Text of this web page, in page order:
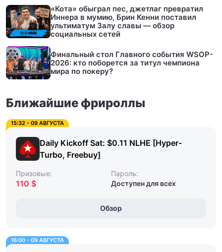
«Кота» обыграл пес, джетлаг превратил
Иннера в мумию, Брин Кенни поставил
ультиматум Залу славы — обзор
социальных сетей
Финальный стол Главного события WSOP-
2026: кто поборется за титул чемпиона
мира по покеру?
Ближайшие фрироллы
15:32 - 09 АВГУСТА
Daily Kickoff Sat: $0.11 NLHE [Hyper-
Turbo, Freebuy]
Призовые:
110 $
Пароль:
Доступен для всех
Обзор
16:00 - 09 АВГУСТА